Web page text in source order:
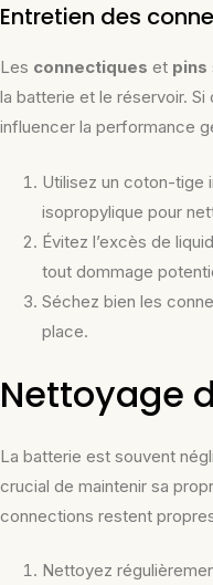
Entretien des
Les connectiques et pins
la batterie et le réservoir.
influencer la performance
Utilisez un coton-tige
isopropylique pour
Évitez l’excès de
tout dommage
Séchez bien les
place.
Nettoyage
La batterie est souvent
crucial de maintenir sa
connections restent
Nettoyez